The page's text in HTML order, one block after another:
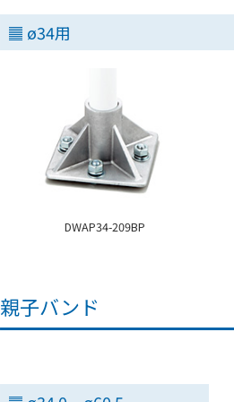
ø34用
DWAP34-209BP
親子バンド